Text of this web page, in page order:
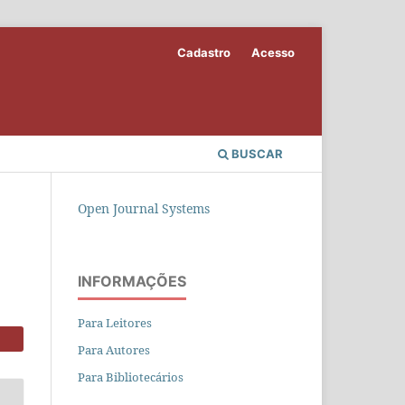
BUSCAR
Cadastro Acesso
Open Journal Systems
INFORMAÇÕES
Para Leitores
Para Autores
Para Bibliotecários